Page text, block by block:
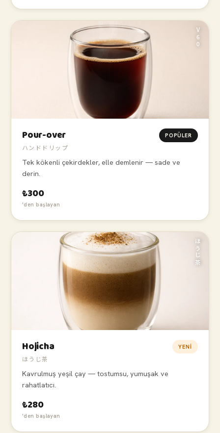
V60
Pour-over POPÜLER
ハンドドリップ
Tek kökenli çekirdekler, elle demlenir — sade ve
derin.
₺300
'den başlayan
ほうじ茶
Hojicha YENI
ほうじ茶
Kavrulmuş yeşil çay — tostumsu, yumuşak ve
rahatlatıcı.
₺280
'den başlayan